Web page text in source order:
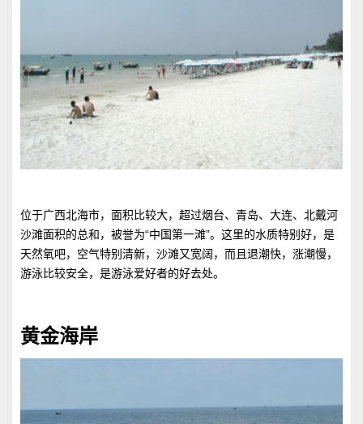
位于广西北海市，面积比较大，超过烟台、青岛、大连、北戴河
沙滩面积的总和，被誉为“中国第一滩”。这里的水质特别好，是
天然氧吧，空气特别清新，沙滩又宽阔，而且退潮快，涨潮慢，
游泳比较安全，是游泳爱好者的好去处。
黄金海岸